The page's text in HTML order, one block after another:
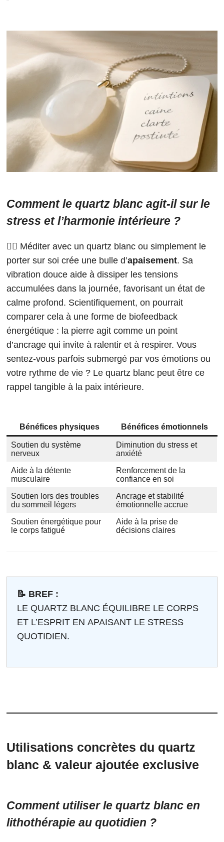
Comment le quartz blanc agit-il sur le
stress et l’harmonie intérieure ?
🧘‍♂️ Méditer avec un quartz blanc ou simplement le
porter sur soi crée une bulle d’apaisement. Sa
vibration douce aide à dissiper les tensions
accumulées dans la journée, favorisant un état de
calme profond. Scientifiquement, on pourrait
comparer cela à une forme de biofeedback
énergétique : la pierre agit comme un point
d’ancrage qui invite à ralentir et à respirer. Vous
sentez-vous parfois submergé par vos émotions ou
votre rythme de vie ? Le quartz blanc peut être ce
rappel tangible à la paix intérieure.
Bénéfices physiques Bénéfices émotionnels
Soutien du système
nerveux
Diminution du stress et
anxiété
Aide à la détente
musculaire
Renforcement de la
confiance en soi
Soutien lors des troubles
du sommeil légers
Ancrage et stabilité
émotionnelle accrue
Soutien énergétique pour
le corps fatigué
Aide à la prise de
décisions claires
📝 BREF :
LE QUARTZ BLANC ÉQUILIBRE LE CORPS
ET L’ESPRIT EN APAISANT LE STRESS
QUOTIDIEN.
Utilisations concrètes du quartz
blanc & valeur ajoutée exclusive
Comment utiliser le quartz blanc en
lithothérapie au quotidien ?